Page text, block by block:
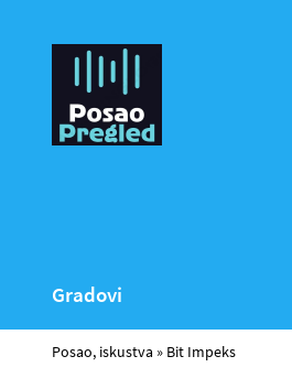
Gradovi
Posao, iskustva » Bit Impeks